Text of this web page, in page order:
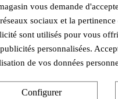
vous demande
sociaux et la
sont utilisés pour vous
personnalisées.
de vos données
Configurer